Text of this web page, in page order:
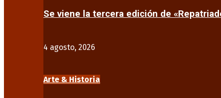
Se viene la tercera edición de
4 agosto, 2026
Arte & Historia